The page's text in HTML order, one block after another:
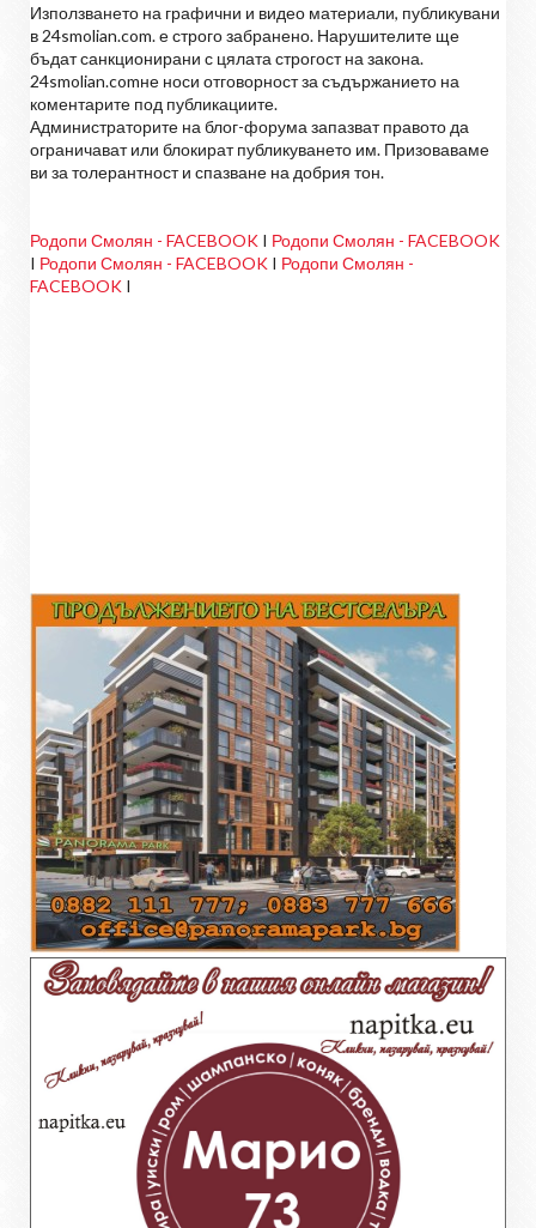
Използването на графични и видео материали, публикувани
в 24smolian.com. е строго забранено. Нарушителите ще
бъдат санкционирани с цялата строгост на закона.
24smolian.comне носи отговорност за съдържанието на
коментарите под публикациите.
Администраторите на блог-форума запазват правото да
ограничават или блокират публикуването им. Призоваваме
ви за толерантност и спазване на добрия тон.
Родопи Смолян - FACEBOOK I Родопи Смолян - FACEBOOK
I Родопи Смолян - FACEBOOK I Родопи Смолян -
FACEBOOK I